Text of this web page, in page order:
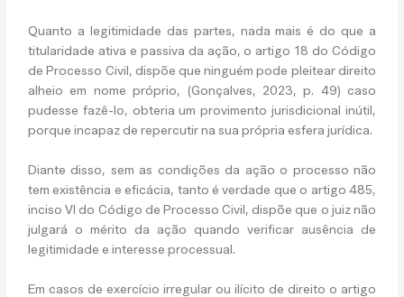
Quanto a legitimidade das partes, nada mais é do que a
titularidade ativa e passiva da ação, o artigo 18 do Código
de Processo Civil, dispõe que ninguém pode pleitear direito
alheio em nome próprio, (Gonçalves, 2023, p. 49) caso
pudesse fazê-lo, obteria um provimento jurisdicional inútil,
porque incapaz de repercutir na sua própria esfera jurídica.
Diante disso, sem as condições da ação o processo não
tem existência e eficácia, tanto é verdade que o artigo 485,
inciso VI do Código de Processo Civil, dispõe que o juiz não
julgará o mérito da ação quando verificar ausência de
legitimidade e interesse processual.
Em casos de exercício irregular ou ilícito de direito o artigo